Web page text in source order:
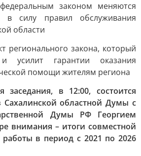
законом меняются
в силу правил обслуживания
области
регионального закона, который
и усилит гарантии оказания
помощи жителям региона
заседания, в 12:00, состоится
Сахалинской областной Думы с
Думы РФ Георгием
внимания – итоги совместной
работы в период с 2021 по 2026